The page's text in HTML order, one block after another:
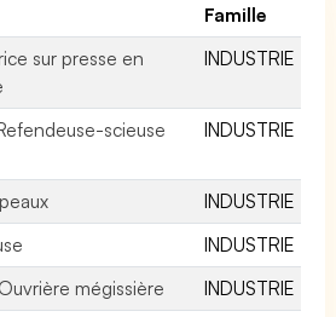
Famille
sur presse en
INDUSTRIE
scieuse
INDUSTRIE
INDUSTRIE
INDUSTRIE
mégissière
INDUSTRIE